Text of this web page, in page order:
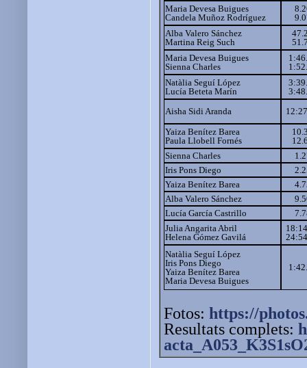
Maria Devesa Buigues
Candela Muñoz Rodríguez
Alba Valero Sánchez
Martina Reig Such
Maria Devesa Buigues
Sienna Charles
Natàlia Seguí López
Lucía Beteta Marín
Aisha Sidi Aranda
Yaiza Benítez Barea
Paula Llobell Fornés
Sienna Charles
Iris Pons Diego
Yaiza Benítez Barea
Alba Valero Sánchez
Lucía García Castrillo
Julia Angarita Abril
Helena Gómez Gavilá
Natàlia Seguí López
Iris Pons Diego
Yaiza Benítez Barea
Maria Devesa Buigues
Fotos: https://
Resultats complets: